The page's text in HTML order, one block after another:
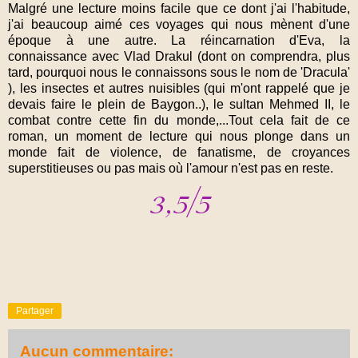
Malgré une lecture moins facile que ce dont j'ai l'habitude,
j'ai beaucoup aimé ces voyages qui nous mènent d'une
époque à une autre. La réincarnation d'Eva, la
connaissance avec Vlad Drakul (dont on comprendra, plus
tard, pourquoi nous le connaissons sous le nom de 'Dracula'
), les insectes et autres nuisibles (qui m'ont rappelé que je
devais faire le plein de Baygon..), le sultan Mehmed II, le
combat contre cette fin du monde,...Tout cela fait de ce
roman, un moment de lecture qui nous plonge dans un
monde fait de violence, de fanatisme, de croyances
superstitieuses ou pas mais où l'amour n'est pas en reste.
Partager
Aucun commentaire: